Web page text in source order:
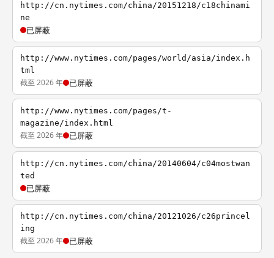
http://cn.nytimes.com/china/20151218/c18chinami
ne
已屏蔽
http://www.nytimes.com/pages/world/asia/index.h
tml
截至 2026 年 已屏蔽
http://www.nytimes.com/pages/t-
magazine/index.html
截至 2026 年 已屏蔽
http://cn.nytimes.com/china/20140604/c04mostwan
ted
已屏蔽
http://cn.nytimes.com/china/20121026/c26princel
ing
截至 2026 年 已屏蔽